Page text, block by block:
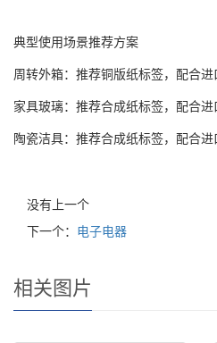
典型使用场景推荐方案
周转外箱：推荐铜版纸标签，配合进
家具玻璃：推荐合成纸标签，配合进
陶瓷洁具：推荐合成纸标签，配合
没有上一个
下一个： 电子电器
相关图片